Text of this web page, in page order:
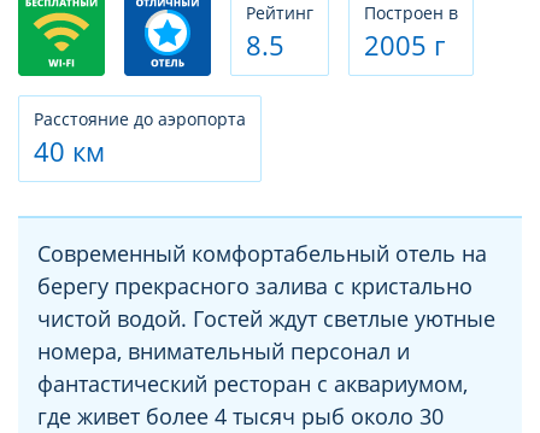
Рeйтинг
8.5
Построен в
2005 г
Расстояние до аэропорта
40 км
Современный комфортабельный отель на
берегу прекрасного залива с кристально
чистой водой. Гостей ждут светлые уютные
номера, внимательный персонал и
фантастический ресторан с аквариумом,
где живет более 4 тысяч рыб около 30